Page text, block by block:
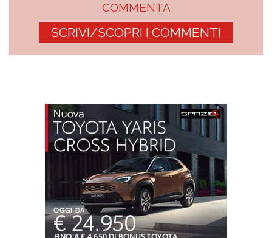
COMMENTA
SCRIVI/SCOPRI I COMMENTI